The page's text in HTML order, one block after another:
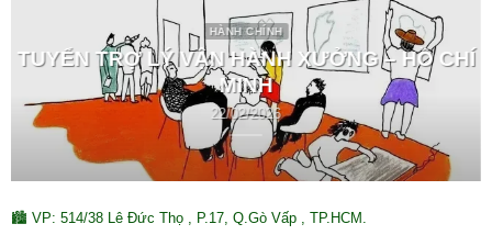
HÀNH CHÍNH
TUYỂN TRỢ LÝ VẬN HÀNH XƯỞNG – HỒ CHÍ
MINH
22/02/2026
🏙 VP: 514/38 Lê Đức Thọ , P.17, Q.Gò Vấp , TP.HCM.